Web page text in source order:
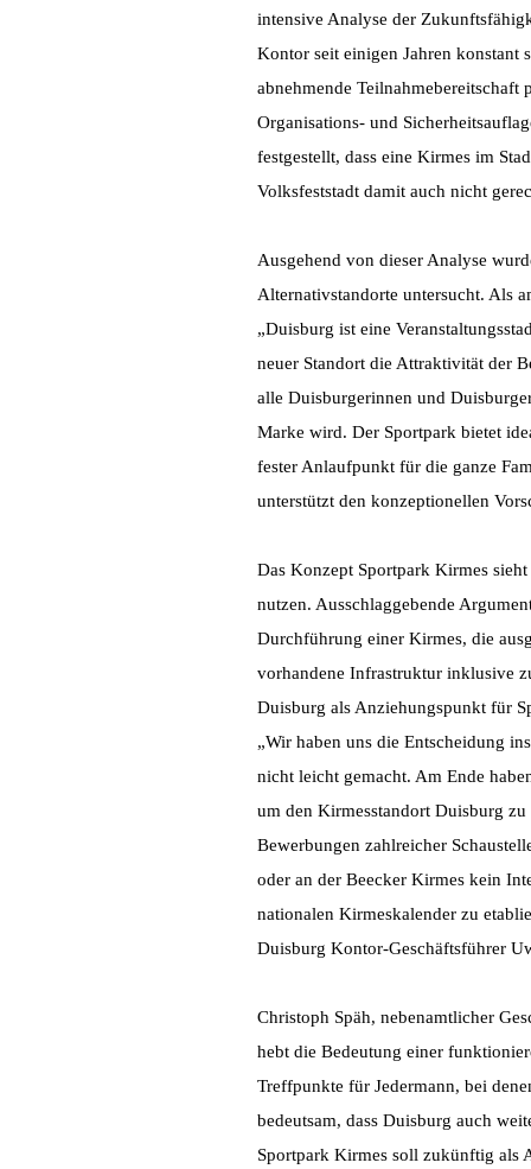
intensive Analyse der
Kontor seit einigen Jahren konstant
abnehmende
Organisations- und
festgestellt, dass eine Kirmes im
Volksfeststadt damit auch nicht
Ausgehend von dieser Analyse
Alternativstandorte untersucht. Als
„Duisburg ist eine
neuer Standort die Attraktivität der
alle Duisburgerinnen und
Marke wird. Der Sportpark bietet
fester Anlaufpunkt für die ganze
unterstützt den konzeptionellen
Das Konzept Sportpark Kirmes
nutzen. Ausschlaggebende
Durchführung einer Kirmes, die
vorhandene Infrastruktur inklusive
Duisburg als Anziehungspunkt für
„Wir haben uns die Entscheidung
nicht leicht gemacht. Am Ende
um den Kirmesstandort Duisburg
Bewerbungen zahlreicher
oder an der Beecker Kirmes kein
nationalen Kirmeskalender zu
Duisburg Kontor-Geschäftsführer
Christoph Späh, nebenamtlicher
hebt die Bedeutung einer
Treffpunkte für Jedermann, bei
bedeutsam, dass Duisburg auch
Sportpark Kirmes soll zukünftig als